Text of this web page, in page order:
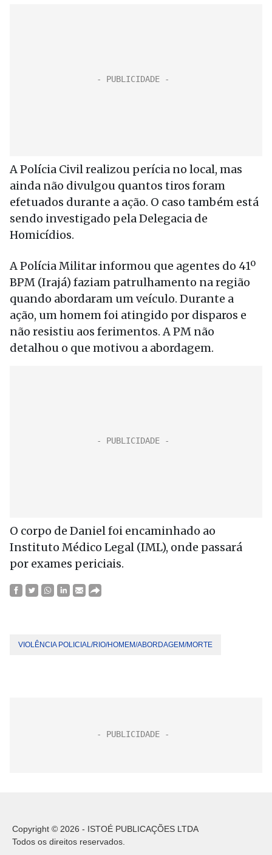
A Polícia Civil realizou perícia no local, mas
ainda não divulgou quantos tiros foram
efetuados durante a ação. O caso também está
sendo investigado pela Delegacia de
Homicídios.
A Polícia Militar informou que agentes do 41º
BPM (Irajá) faziam patrulhamento na região
quando abordaram um veículo. Durante a
ação, um homem foi atingido por disparos e
não resistiu aos ferimentos. A PM não
detalhou o que motivou a abordagem.
O corpo de Daniel foi encaminhado ao
Instituto Médico Legal (IML), onde passará
por exames periciais.
VIOLÊNCIA POLICIAL/RIO/HOMEM/ABORDAGEM/MORTE
Copyright © 2026 - ISTOÉ PUBLICAÇÕES LTDA
Todos os direitos reservados.